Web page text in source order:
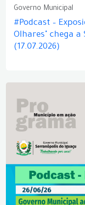
Governo Municipal
#Podcast –
Olhares" chega a
(17.07.2026)